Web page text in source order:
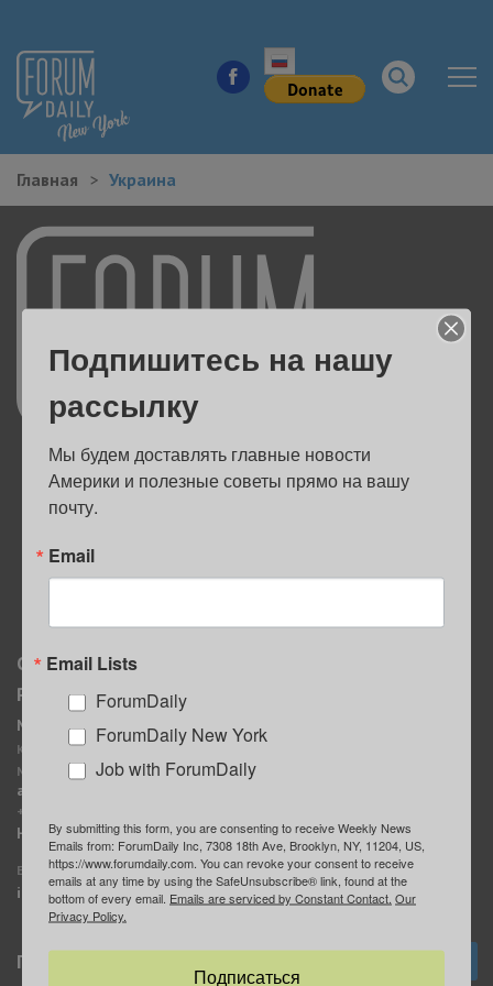
НОВОСТИ ГОРОДА
КУДА ПОЙТИ В ГОРОДЕ
ЗДОРОВЬЕ
РАБОТА И БИЗНЕС
ЖИЛЬЕ
ОБРАЗОВАНИЕ
Главная Украина
О нас
Реклама
MediaKit
Контактное лицо:
Марина Баранчук
ad@forumdaily.com
+1 347-604-1261
Наши рекламодатели
E-mail редакции:
info@forumdaily.com
Группа “ИЩУ СОВЕТА”
ForumDaily
Подписка
Подпишитесь на нашу
рассылку
Мы будем доставлять главные новости
Америки и полезные советы прямо на вашу
почту.
Email
Email Lists
ForumDaily
ForumDaily New York
Job with ForumDaily
By submitting this form, you are consenting to receive Weekly News
Emails from: ForumDaily Inc, 7308 18th Ave, Brooklyn, NY, 11204, US,
https://www.forumdaily.com. You can revoke your consent to receive
emails at any time by using the SafeUnsubscribe® link, found at the
bottom of every email. Emails are serviced by Constant Contact. Our
Privacy Policy.
Подписаться